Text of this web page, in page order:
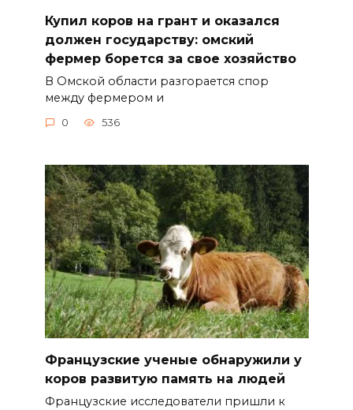
Купил коров на грант и оказался
должен государству: омский
фермер борется за свое хозяйство
В Омской области разгорается спор
между фермером и
0 536
Французские ученые обнаружили у
коров развитую память на людей
Французские исследователи пришли к